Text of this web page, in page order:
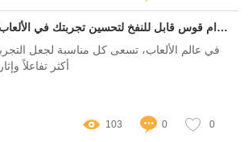
كيف يمكن استخدام قوس قابل للنفخ لتحسين تجربتك في الألعاب؟
في عالم الألعاب، تسعى كل مناسبة لجعل
أكثر تفاعلاً
103 0 0